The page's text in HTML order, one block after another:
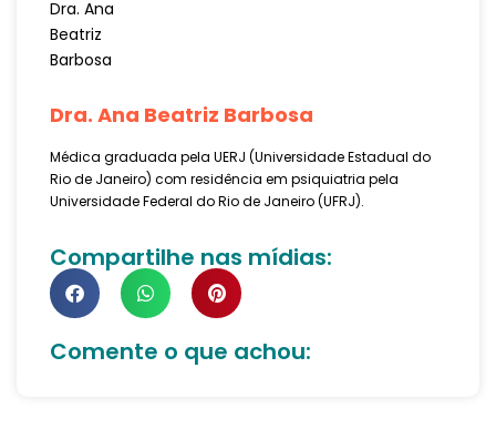
Dra. Ana Beatriz Barbosa
Médica graduada pela UERJ (Universidade Estadual do
Rio de Janeiro) com residência em psiquiatria pela
Universidade Federal do Rio de Janeiro (UFRJ).
Compartilhe nas mídias:
Comente o que achou: